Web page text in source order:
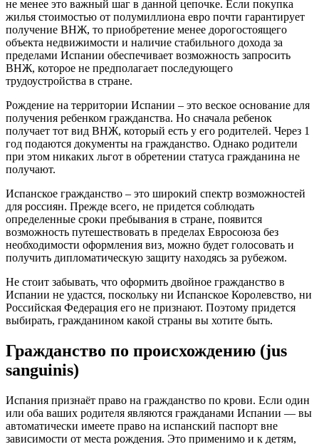
не менее это важный шаг в данной цепочке. Если покупка
жилья стоимостью от полумиллиона евро почти гарантирует
получение ВНЖ, то приобретение менее дорогостоящего
объекта недвижимости и наличие стабильного дохода за
пределами Испании обеспечивает возможность запросить
ВНЖ, которое не предполагает последующего
трудоустройства в стране.
Рождение на территории Испании – это веское основание для
получения ребенком гражданства. Но сначала ребенок
получает тот вид ВНЖ, который есть у его родителей. Через 1
год подаются документы на гражданство. Однако родители
при этом никаких льгот в обретении статуса гражданина не
получают.
Испанское гражданство – это широкий спектр возможностей
для россиян. Прежде всего, не придется соблюдать
определенные сроки пребывания в стране, появится
возможность путешествовать в пределах Евросоюза без
необходимости оформления виз, можно будет голосовать и
получить дипломатическую защиту находясь за рубежом.
Не стоит забывать, что оформить двойное гражданство в
Испании не удастся, поскольку ни Испанское Королевство, ни
Российская Федерация его не признают. Поэтому придется
выбирать, гражданином какой страны вы хотите быть.
Гражданство по происхождению (jus
sanguinis)
Испания признаёт право на гражданство по крови. Если один
или оба ваших родителя являются гражданами Испании — вы
автоматически имеете право на испанский паспорт вне
зависимости от места рождения. Это применимо и к детям,